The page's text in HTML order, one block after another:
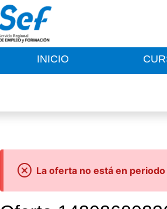
INICIO
La oferta no está en